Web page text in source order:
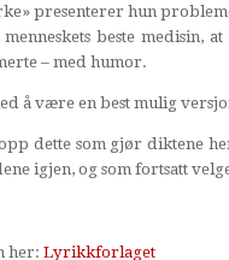
presenterer hun
beste medisin,
– med humor.
å være en best mulig
dette som gjør diktene
igjen, og som fortsatt
her: Lyrikkforlaget